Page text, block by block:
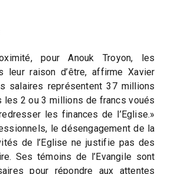
pour Anouk Troyon, les
leur raison d’être, affirme Xavier
salaires représentent 37 millions
les 2 ou 3 millions de francs voués
les finances de l’Eglise.»
le désengagement de la
de l’Eglise ne justifie pas des
Ses témoins de l’Evangile sont
pour répondre aux attentes